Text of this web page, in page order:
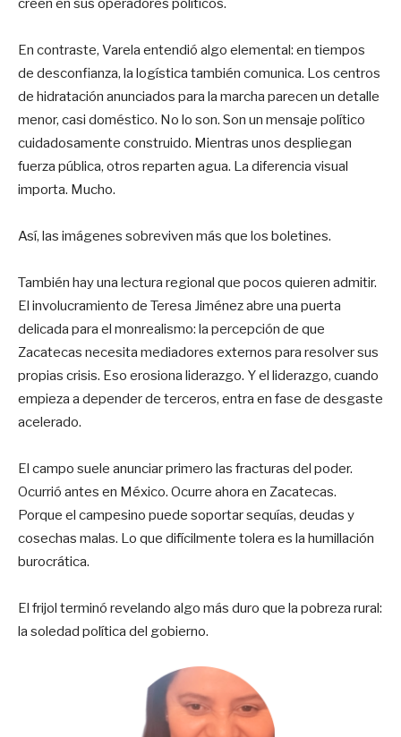
creen en sus operadores políticos.
En contraste, Varela entendió algo elemental: en tiempos
de desconfianza, la logística también comunica. Los centros
de hidratación anunciados para la marcha parecen un detalle
menor, casi doméstico. No lo son. Son un mensaje político
cuidadosamente construido. Mientras unos despliegan
fuerza pública, otros reparten agua. La diferencia visual
importa. Mucho.
Así, las imágenes sobreviven más que los boletines.
También hay una lectura regional que pocos quieren admitir.
El involucramiento de Teresa Jiménez abre una puerta
delicada para el monrealismo: la percepción de que
Zacatecas necesita mediadores externos para resolver sus
propias crisis. Eso erosiona liderazgo. Y el liderazgo, cuando
empieza a depender de terceros, entra en fase de desgaste
acelerado.
El campo suele anunciar primero las fracturas del poder.
Ocurrió antes en México. Ocurre ahora en Zacatecas.
Porque el campesino puede soportar sequías, deudas y
cosechas malas. Lo que difícilmente tolera es la humillación
burocrática.
El frijol terminó revelando algo más duro que la pobreza rural:
la soledad política del gobierno.